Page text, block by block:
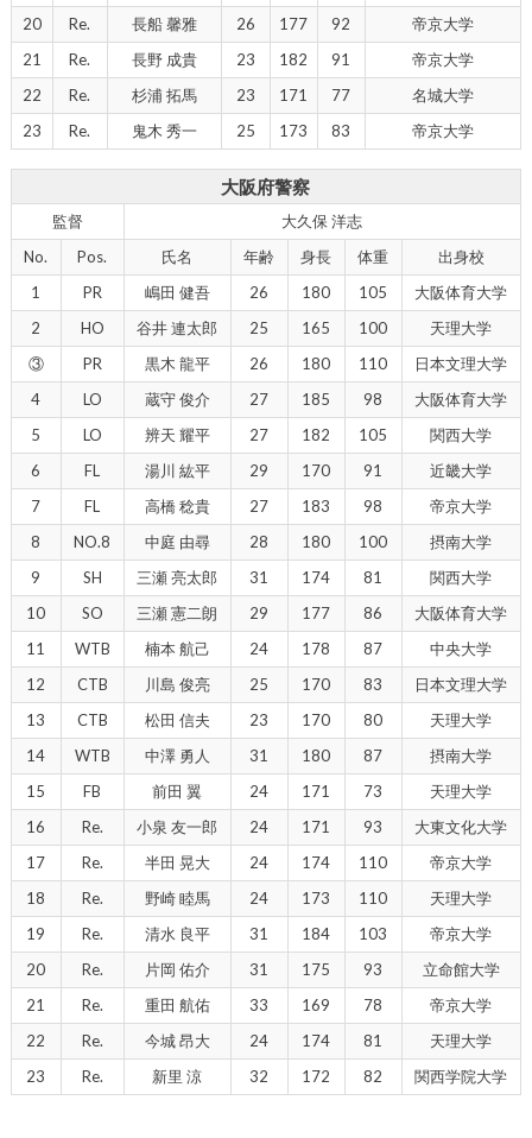
20
Re. 長船 馨雅 26 177 92
帝京大学
21
Re. 長野 成貴 23 182 91
帝京大学
22
Re. 杉浦 拓馬 23 171 77
名城大学
23
Re. 鬼木 秀一 25 173 83 帝京大学
大阪府警察
監督
大久保 洋志
No.
Pos. 氏名 年齢 身長 体重
出身校
1
PR 嶋田 健吾 26 180 105
大阪体育大学
2
HO 谷井 連太郎 25 165 100
天理大学
③
PR 黒木 龍平 26 180 110
日本文理大学
4
LO 蔵守 俊介 27 185 98
大阪体育大学
5
LO 辨天 耀平 27 182 105
関西大学
6
FL 湯川 紘平 29 170 91
近畿大学
7
FL 高橋 稔貴 27 183 98
帝京大学
8
NO.8 中庭 由尋 28 180 100
摂南大学
9
SH 三瀬 亮太郎 31 174 81
関西大学
10
SO 三瀬 憲二朗 29 177 86
大阪体育大学
11
WTB 楠本 航己 24 178 87
中央大学
12
CTB 川島 俊亮 25 170 83
日本文理大学
13
CTB 松田 信夫 23 170 80
天理大学
14
WTB 中澤 勇人 31 180 87
摂南大学
15
FB 前田 翼 24 171 73
天理大学
16
Re. 小泉 友一郎 24 171 93
大東文化大学
17
Re. 半田 晃大 24 174 110
帝京大学
18
Re. 野崎 睦馬 24 173 110
天理大学
19
Re. 清水 良平 31 184 103
帝京大学
20
Re. 片岡 佑介 31 175 93
立命館大学
21
Re. 重田 航佑 33 169 78
帝京大学
22
Re. 今城 昂大 24 174 81
天理大学
23
Re. 新里 涼 32 172 82 関西学院大学